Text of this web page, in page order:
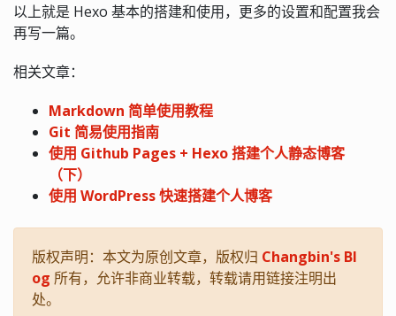
以上就是 Hexo 基本的搭建和使用，更多的设置和配置我会
再写一篇。
相关文章：
Markdown 简单使用教程
Git 简易使用指南
使用 Github Pages + Hexo 搭建个人静态博客
（下）
使用 WordPress 快速搭建个人博客
版权声明：本文为原创文章，版权归 Changbin's Bl
og 所有，允许非商业转载，转载请用链接注明出
处。